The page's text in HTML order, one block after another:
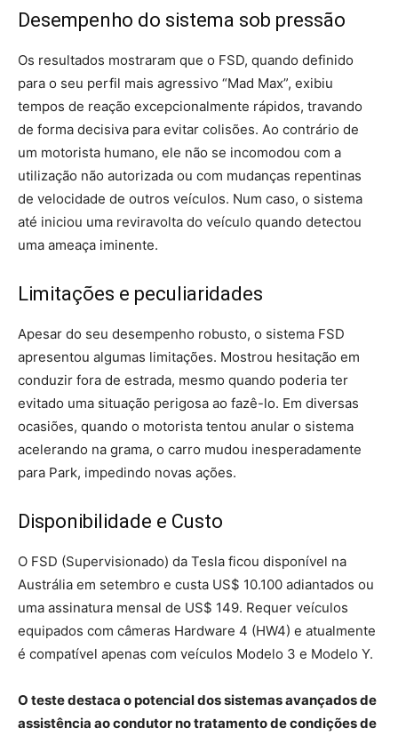
Desempenho do sistema sob pressão
Os resultados mostraram que o FSD, quando definido
para o seu perfil mais agressivo “Mad Max”, exibiu
tempos de reação excepcionalmente rápidos, travando
de forma decisiva para evitar colisões. Ao contrário de
um motorista humano, ele não se incomodou com a
utilização não autorizada ou com mudanças repentinas
de velocidade de outros veículos. Num caso, o sistema
até iniciou uma reviravolta do veículo quando detectou
uma ameaça iminente.
Limitações e peculiaridades
Apesar do seu desempenho robusto, o sistema FSD
apresentou algumas limitações. Mostrou hesitação em
conduzir fora de estrada, mesmo quando poderia ter
evitado uma situação perigosa ao fazê-lo. Em diversas
ocasiões, quando o motorista tentou anular o sistema
acelerando na grama, o carro mudou inesperadamente
para Park, impedindo novas ações.
Disponibilidade e Custo
O FSD (Supervisionado) da Tesla ficou disponível na
Austrália em setembro e custa US$ 10.100 adiantados ou
uma assinatura mensal de US$ 149. Requer veículos
equipados com câmeras Hardware 4 (HW4) e atualmente
é compatível apenas com veículos Modelo 3 e Modelo Y.
O teste destaca o potencial dos sistemas avançados de
assistência ao condutor no tratamento de condições de